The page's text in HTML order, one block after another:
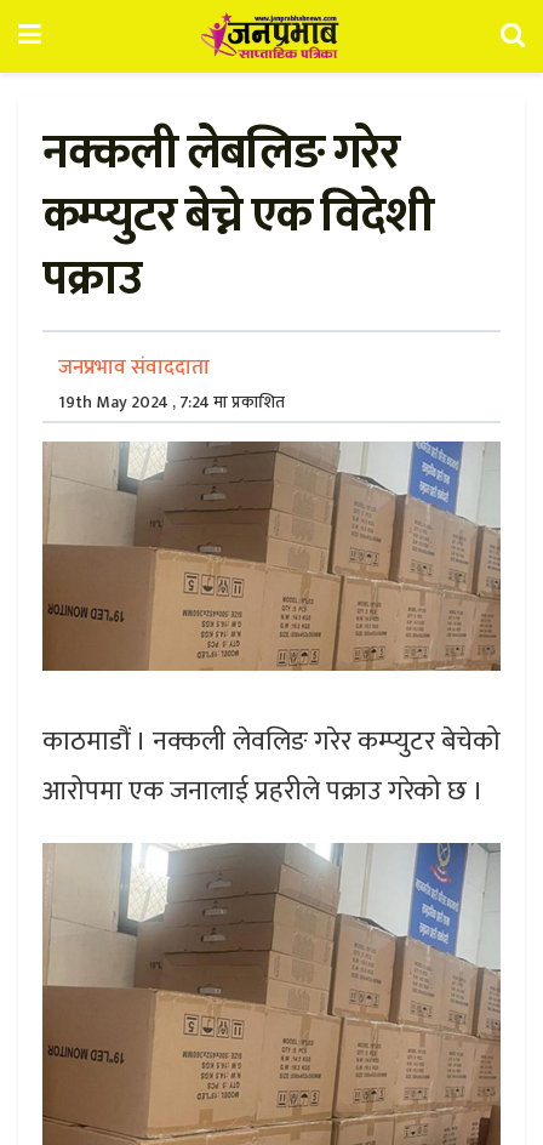
नक्कली लेबलिङ गरेर
कम्प्युटर बेच्ने एक विदेशी
पक्राउ
जनप्रभाव संवाददाता
19th May 2024 , 7:24 मा प्रकाशित
काठमाडौं । नक्कली लेवलिङ गरेर कम्प्युटर बेचेको
आरोपमा एक जनालाई प्रहरीले पक्राउ गरेको छ ।